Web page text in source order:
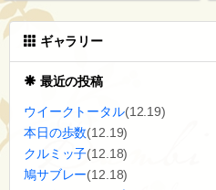
ギャラリー
最近の投稿
ウイークトータル(12.19)
本日の歩数(12.19)
クルミッ子(12.18)
鳩サブレー(12.18)